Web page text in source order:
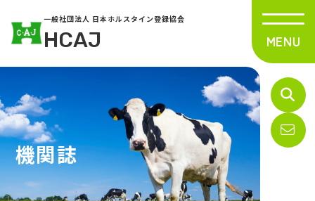
一般社団法人 日本ホルスタイン登録協会
HCAJ
機関誌